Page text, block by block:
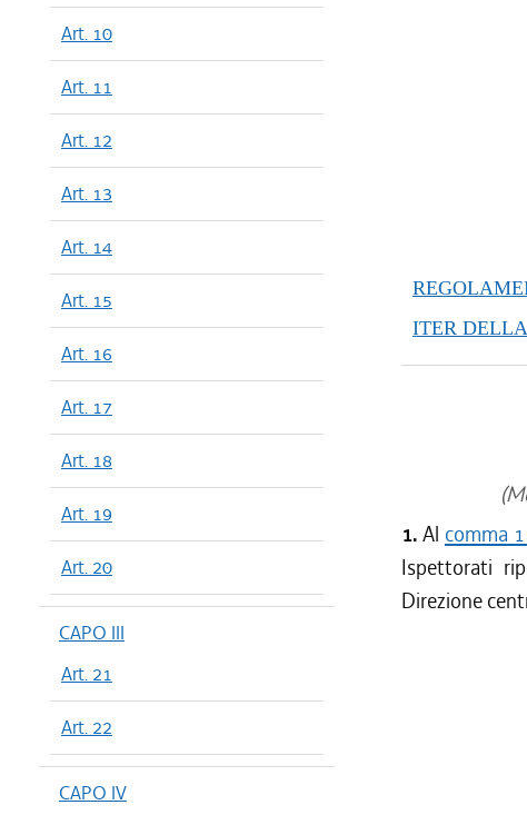
Art. 10
Art. 11
Art. 12
Art. 13
Art. 14
Art. 15
Art. 16
Art. 17
Art. 18
Art. 19
Art. 20
CAPO III
Art. 21
Art. 22
CAPO IV
ITER
1. Al comma
Ispettorati
Direzione